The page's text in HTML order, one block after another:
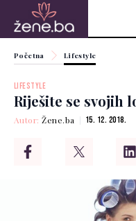
Početna Lifestyle
LIFESTYLE
Riješite se svojih
Autor:Žene.ba 15. 12. 2018.